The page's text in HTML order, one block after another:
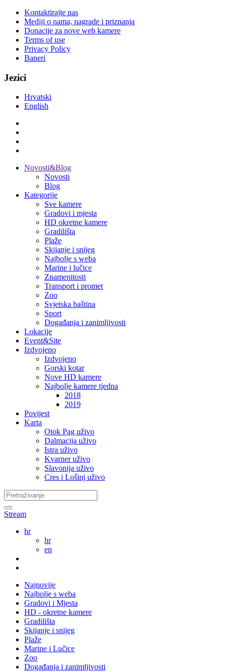
Kontaktirajte nas
Mediji o nama, nagrade i priznanja
Donacije za nove web kamere
Terms of use
Privacy Policy
Baneri
Jezici
Hrvatski
English
Novosti&Blog
Novosti
Blog
Kategorije
Sve kamere
Gradovi i mjesta
HD okretne kamere
Gradilišta
Plaže
Skijanje i snijeg
Najbolje s weba
Marine i lučice
Znamenitosti
Transport i promet
Zoo
Svjetska baština
Sport
Događanja i zanimljivosti
Lokacije
Event&Site
Izdvojeno
Izdvojeno
Gorski kotar
Nove HD kamere
Najbolje kamere tjedna
2018
2019
Povijest
Karta
Otok Pag uživo
Dalmacija uživo
Istra uživo
Kvarner uživo
Slavonija uživo
Cres i Lošinj uživo
Stream
hr
hr
en
Najnovije
Najbolje s weba
Gradovi i Mjesta
HD - okretne kamere
Gradilišta
Skijanje i snijeg
Plaže
Marine i Lučice
Zoo
Događanja i zanimljivosti